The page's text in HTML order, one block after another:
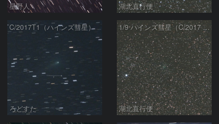
星野人 湖北直行便
C/2017T1（ハインズ彗星）
ろどすた
1/9 ハインズ彗星（C/2017 T1）
湖北直行便